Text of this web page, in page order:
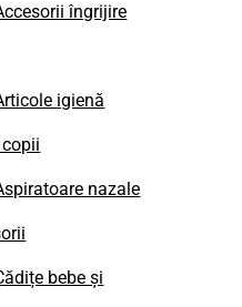
îngrijire
igienă
nazale
bebe și